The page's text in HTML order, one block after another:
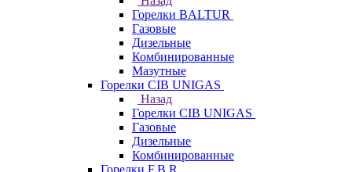
Горелки BALTUR
Газовые
Дизельные
Комбинированные
Мазутные
Горелки CIB UNIGAS
Назад
Горелки CIB UNIGAS
Газовые
Дизельные
Комбинированные
Горелки F.B.R.